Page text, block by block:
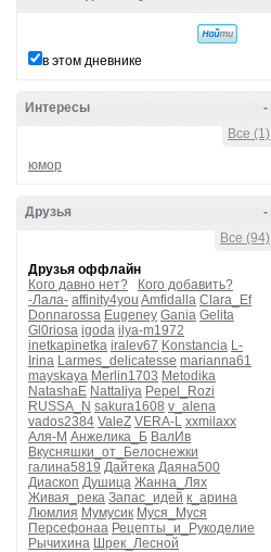
в этом дневнике
-
Интересы
Все (1)
юмор
-
Друзья
Все (94)
Друзья оффлайн
Кого давно нет?
Кого добавить?
-Лала- affinity4you Amfidalla Clara_Ef
Donnarossa Eugeney Gania Gelita
Gl0riosa igoda ilya-m1972
inetkapinetka iralev67 Konstancia L-
Irina Larmes_delicatesse marianna61
mayskaya Merlin1703 Metodika
NatashaE Nattaliya Pepel_Rozi
RUSSA_N sakura1608 v_alena
vados2384 ValeZ VERA-L xxmilaxx
Аля-М Анжелика_Б ВалИв
Вкусняшки_от_Белоснежки
галина5819 Дайтека Даяна500
Диаскоп Душица Жанна_Лях
Живая_река Запас_идей к_арина
Люмлия Мумусик Муся_Муся
Персефонаа Рецепты_и_Рукоделие
Рычихина Шрек_Лесной